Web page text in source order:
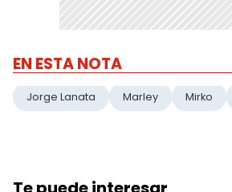
EN ESTA NOTA
Jorge Lanata Marley Mirko